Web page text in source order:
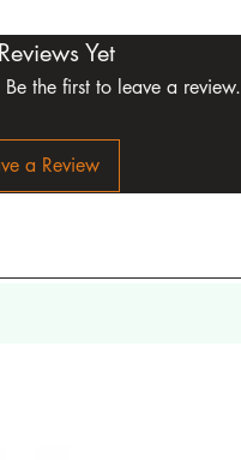
Yet
the first to leave a review.
a Review